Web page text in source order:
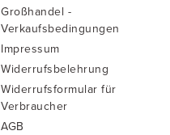
Großhandel -
Verkaufsbedingungen
Impressum
Widerrufsbelehrung
Widerrufsformular für
Verbraucher
AGB